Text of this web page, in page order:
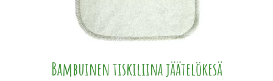
Bambuinen tiskiliina jäätelökesä